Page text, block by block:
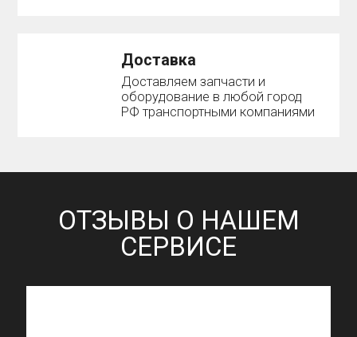
Доставка
Доставляем запчасти и
оборудование в любой город
РФ транспортными компаниями
ОТЗЫВЫ О НАШЕМ
СЕРВИСЕ